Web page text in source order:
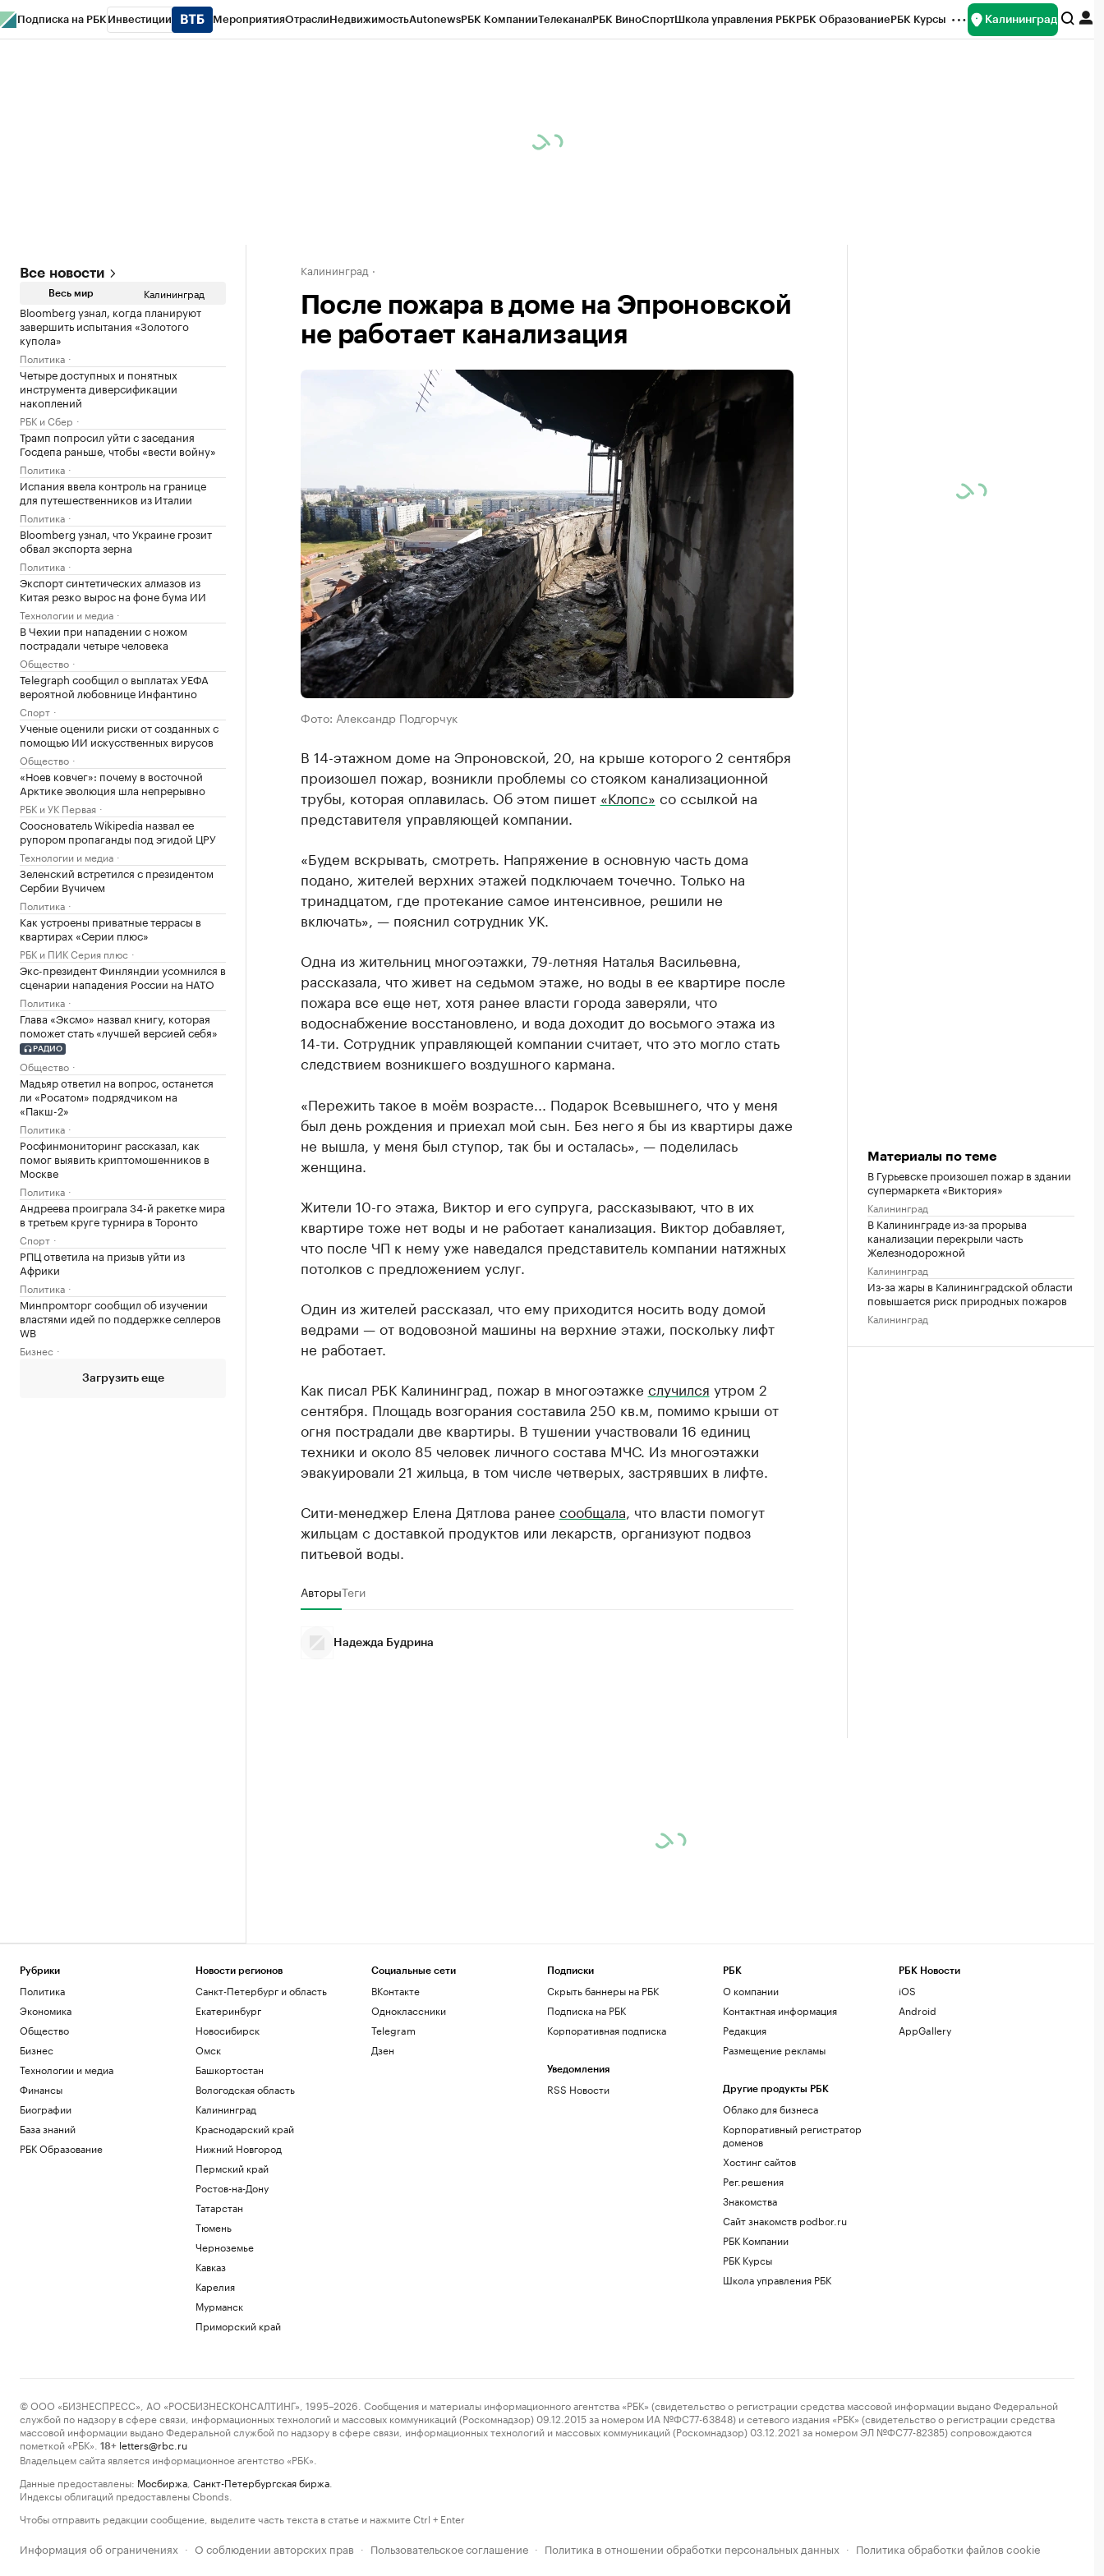
Подписка на РБК Инвестиции МероприятияОтраслиНедвижимостьAutonewsРБК КомпанииТелеканалРБК ВиноСпортШкола управления РБКРБК ОбразованиеРБК Курсы Калининград
Все новости
Весь мир Калининград
Bloomberg узнал, когда планируют
завершить испытания «Золотого
купола»
Политика
Четыре доступных и понятных
инструмента диверсификации
накоплений
РБК и Сбер
Трамп попросил уйти с заседания
Госдепа раньше, чтобы «вести войну»
Политика
Испания ввела контроль на границе
для путешественников из Италии
Политика
Bloomberg узнал, что Украине грозит
обвал экспорта зерна
Политика
Экспорт синтетических алмазов из
Китая резко вырос на фоне бума ИИ
Технологии и медиа
В Чехии при нападении с ножом
пострадали четыре человека
Общество
Telegraph сообщил о выплатах УЕФА
вероятной любовнице Инфантино
Спорт
Ученые оценили риски от созданных с
помощью ИИ искусственных вирусов
Общество
«Ноев ковчег»: почему в восточной
Арктике эволюция шла непрерывно
РБК и УК Первая
Сооснователь Wikipedia назвал ее
рупором пропаганды под эгидой ЦРУ
Технологии и медиа
Зеленский встретился с президентом
Сербии Вучичем
Политика
Как устроены приватные террасы в
квартирах «Серии плюс»
РБК и ПИК Серия плюс
Экс-президент Финляндии усомнился в
сценарии нападения России на НАТО
Политика
Глава «Эксмо» назвал книгу, которая
поможет стать «лучшей версией себя»
РАДИО
Общество
Мадьяр ответил на вопрос, останется
ли «Росатом» подрядчиком на
«Пакш-2»
Политика
Росфинмониторинг рассказал, как
помог выявить криптомошенников в
Москве
Политика
Андреева проиграла 34-й ракетке мира
в третьем круге турнира в Торонто
Спорт
РПЦ ответила на призыв уйти из
Африки
Политика
Минпромторг сообщил об изучении
властями идей по поддержке селлеров
WB
Бизнес
Загрузить еще
Калининград
После пожара в доме на Эпроновской
не работает канализация
Фото: Александр Подгорчук
В 14-этажном доме на Эпроновской, 20, на крыше которого 2 сентября
произошел пожар, возникли проблемы со стояком канализационной
трубы, которая оплавилась. Об этом пишет «Клопс» со ссылкой на
представителя управляющей компании.
«Будем вскрывать, смотреть. Напряжение в основную часть дома
подано, жителей верхних этажей подключаем точечно. Только на
тринадцатом, где протекание самое интенсивное, решили не
включать», — пояснил сотрудник УК.
Одна из жительниц многоэтажки, 79-летняя Наталья Васильевна,
рассказала, что живет на седьмом этаже, но воды в ее квартире после
пожара все еще нет, хотя ранее власти города заверяли, что
водоснабжение восстановлено, и вода доходит до восьмого этажа из
14-ти. Сотрудник управляющей компании считает, что это могло стать
следствием возникшего воздушного кармана.
«Пережить такое в моём возрасте... Подарок Всевышнего, что у меня
был день рождения и приехал мой сын. Без него я бы из квартиры даже
не вышла, у меня был ступор, так бы и осталась», — поделилась
женщина.
Жители 10-го этажа, Виктор и его супруга, рассказывают, что в их
квартире тоже нет воды и не работает канализация. Виктор добавляет,
что после ЧП к нему уже наведался представитель компании натяжных
потолков с предложением услуг.
Один из жителей рассказал, что ему приходится носить воду домой
ведрами — от водовозной машины на верхние этажи, поскольку лифт
не работает.
Как писал РБК Калининград, пожар в многоэтажке случился утром 2
сентября. Площадь возгорания составила 250 кв.м, помимо крыши от
огня пострадали две квартиры. В тушении участвовали 16 единиц
техники и около 85 человек личного состава МЧС. Из многоэтажки
эвакуировали 21 жильца, в том числе четверых, застрявших в лифте.
Сити-менеджер Елена Дятлова ранее сообщала , что власти помогут
жильцам с доставкой продуктов или лекарств, организуют подвоз
питьевой воды.
АвторыТеги
Надежда Будрина
Материалы по теме
В Гурьевске произошел пожар в здании
супермаркета «Виктория»
Калининград
В Калининграде из-за прорыва
канализации перекрыли часть
Железнодорожной
Калининград
Из-за жары в Калининградской области
повышается риск природных пожаров
Калининград
Рубрики
Политика
Экономика
Общество
Бизнес
Технологии и медиа
Финансы
Биографии
База знаний
РБК Образование
Новости регионов
Санкт-Петербург и область
Екатеринбург
Новосибирск
Омск
Башкортостан
Вологодская область
Калининград
Краснодарский край
Нижний Новгород
Пермский край
Ростов-на-Дону
Татарстан
Тюмень
Черноземье
Кавказ
Карелия
Мурманск
Приморский край
Социальные сети
ВКонтакте
Одноклассники
Telegram
Дзен
Подписки
Скрыть баннеры на РБК
Подписка на РБК
Корпоративная подписка
Уведомления
RSS Новости
РБК
О компании
Контактная информация
Редакция
Размещение рекламы
Другие продукты РБК
Облако для бизнеса
Корпоративный регистратор
доменов
Хостинг сайтов
Рег.решения
Знакомства
Сайт знакомств podbor.ru
РБК Компании
РБК Курсы
Школа управления РБК
РБК Новости
iOS
Android
AppGallery
© ООО «БИЗНЕСПРЕСС», АО «РОСБИЗНЕСКОНСАЛТИНГ», 1995–2026. Сообщения и материалы информационного агентства «РБК» (свидетельство о регистрации средства массовой информации выдано Федеральной
службой по надзору в сфере связи, информационных технологий и массовых коммуникаций (Роскомнадзор) 09.12.2015 за номером ИА №ФС77-63848) и сетевого издания «РБК» (свидетельство о регистрации средства
массовой информации выдано Федеральной службой по надзору в сфере связи, информационных технологий и массовых коммуникаций (Роскомнадзор) 03.12.2021 за номером ЭЛ №ФС77-82385) сопровождаются
пометкой «РБК».
18+ letters@rbc.ru
Владельцем сайта является информационное агентство «РБК».
Данные предоставлены: Мосбиржа Санкт-Петербургская биржа
Индексы облигаций предоставлены Cbonds.
Чтобы отправить редакции сообщение, выделите часть текста в статье и нажмите Ctrl + Enter
Информация об ограничениях · О соблюдении авторских прав · Пользовательское соглашение · Политика в отношении обработки персональных данных · Политика обработки файлов cookie